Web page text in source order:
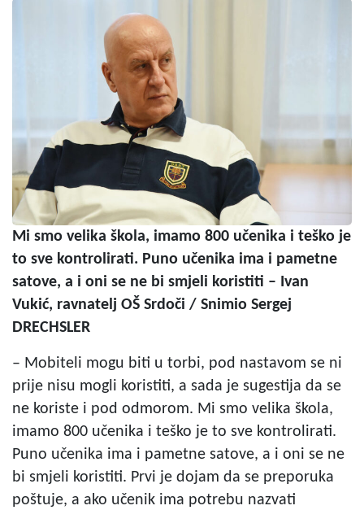
Mi smo velika škola, imamo 800 učenika i teško je
to sve kontrolirati. Puno učenika ima i pametne
satove, a i oni se ne bi smjeli koristiti – Ivan
Vukić, ravnatelj OŠ Srdoči / Snimio Sergej
DRECHSLER
– Mobiteli mogu biti u torbi, pod nastavom se ni
prije nisu mogli koristiti, a sada je sugestija da se
ne koriste i pod odmorom. Mi smo velika škola,
imamo 800 učenika i teško je to sve kontrolirati.
Puno učenika ima i pametne satove, a i oni se ne
bi smjeli koristiti. Prvi je dojam da se preporuka
poštuje, a ako učenik ima potrebu nazvati